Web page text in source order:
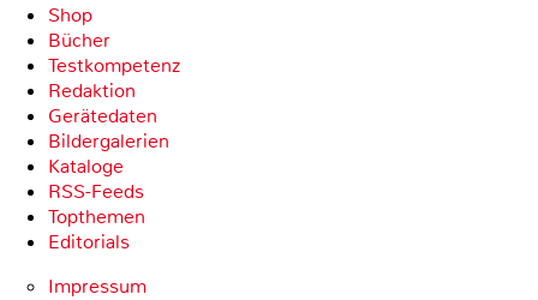
Shop
Bücher
Testkompetenz
Redaktion
Gerätedaten
Bildergalerien
Kataloge
RSS-Feeds
Topthemen
Editorials
Impressum